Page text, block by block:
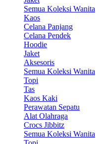
Semua Koleksi Wanita
Kaos
Celana Panjang
Celana Pendek
Hoodie
Jaket
Aksesoris
Semua Koleksi Wanita
Topi
Tas
Kaos Kaki
Perawatan Sepatu
Alat Olahraga
Crocs Jibbitz
Semua Koleksi Wanita